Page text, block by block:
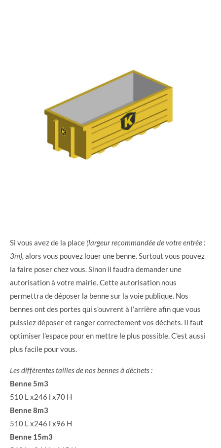
Si vous avez de la place (largeur recommandée de votre entrée :
3m), alors vous pouvez louer une benne. Surtout vous pouvez
la faire poser chez vous. Sinon il faudra demander une
autorisation à votre mairie. Cette autorisation nous
permettra de déposer la benne sur la voie publique. Nos
bennes ont des portes qui s’ouvrent à l’arrière afin que vous
puissiez déposer et ranger correctement vos déchets. Il faut
optimiser l’espace pour en mettre le plus possible. C’est aussi
plus facile pour vous.
Les différentes tailles de nos bennes à déchets :
Benne 5m3
510 L x246 l x70 H
Benne 8m3
510 L x246 l x96 H
Benne 15m3